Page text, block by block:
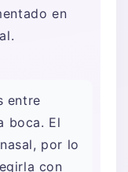
en
entre
boca. El
por lo
con